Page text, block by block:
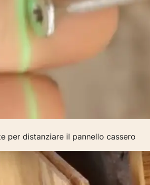
per distanziare il pannello cassero